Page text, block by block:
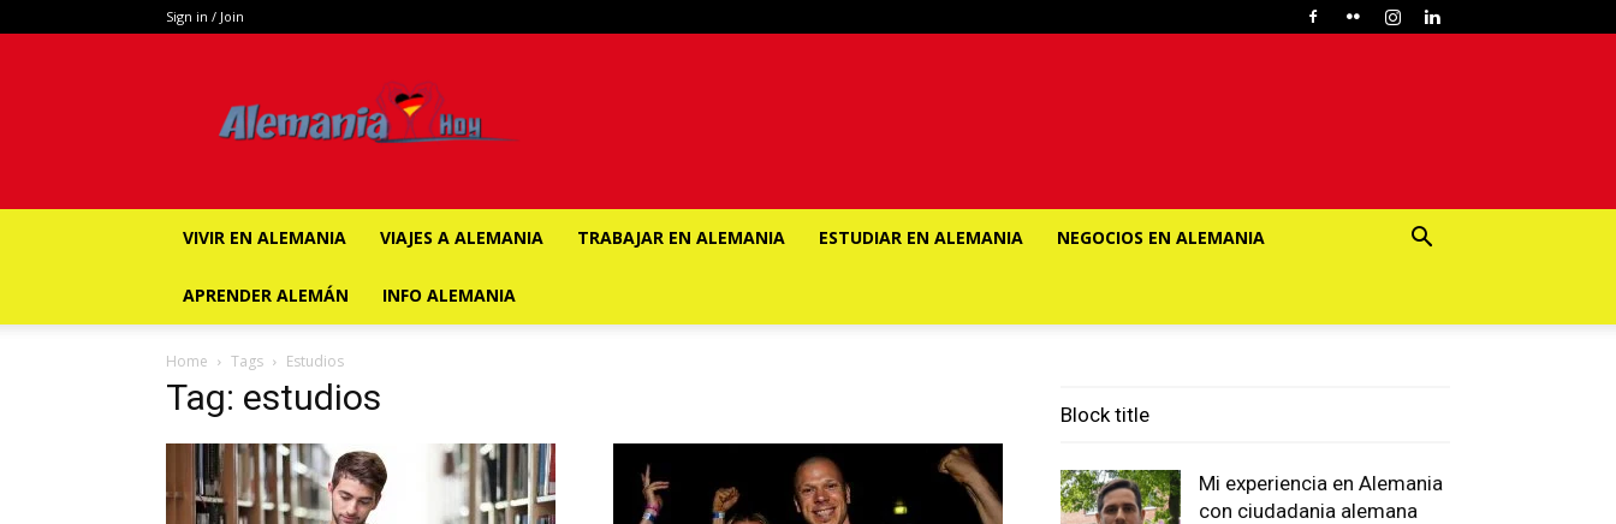
Sign in / Join
ALEMANIA
HOY
VIVIR EN ALEMANIA VIAJES A ALEMANIA TRABAJAR EN ALEMANIA ESTUDIAR EN ALEMANIA NEGOCIOS EN ALEMANIA
APRENDER ALEMÁN INFO ALEMANIA
Home Tags Estudios
Tag: estudios Block title
Mi experiencia en Alemania
con ciudadania alemana